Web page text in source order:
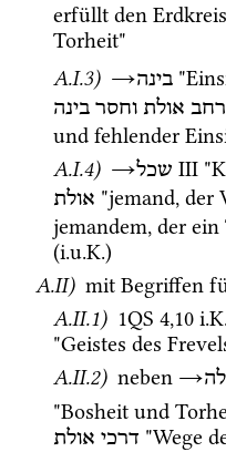
erfüllt den
Torheit"
A.I.3) →בינה
רחב אולת וחסר בינה
und fehlender
A.I.4) →שכל ‎ III
אולת "jemand, der
jemandem, der
(i.u.K.)
A.II) mit Begriffen
A.II.1) 1QS 4,10 i.K.
"Geistes des
A.II.2) neben →
"Bosheit und
דרכי אולת "Wege